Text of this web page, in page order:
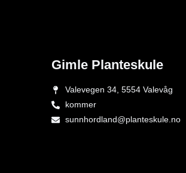
Gimle Planteskule
Valevegen 34, 5554 Valevåg
kommer
sunnhordland@planteskule.no